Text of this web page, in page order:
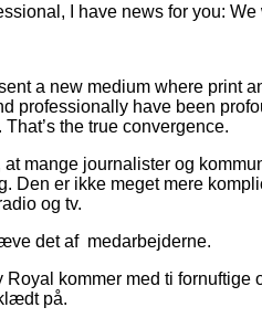
I have news for you: We
a new medium where print
professionally have been
the true convergence.
mange journalister og
Den er ikke meget mere
og tv.
det af medarbejderne.
kommer med ti fornuftige
på.